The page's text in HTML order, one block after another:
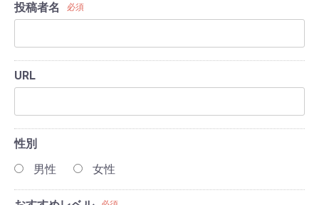
投稿者名 必須
URL
性別
男性
女性